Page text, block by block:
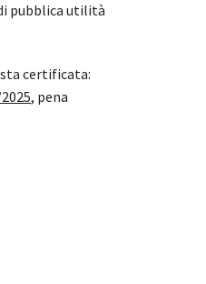
pubblica utilità
certificata:
, pena